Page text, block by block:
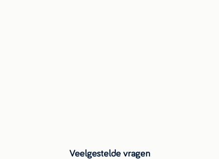
Veelgestelde vragen